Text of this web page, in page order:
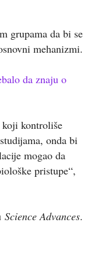
grupama da bi se
mehanizmi.
da znaju o
koji kontroliše
onda bi
mogao da
pristupe“,
Science Advances.